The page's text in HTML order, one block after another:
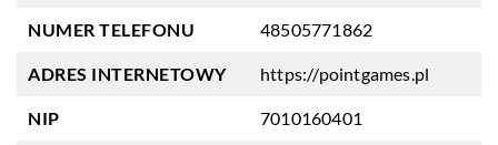
NUMER TELEFONU 48505771862
ADRES INTERNETOWY https://pointgames.pl
NIP 7010160401